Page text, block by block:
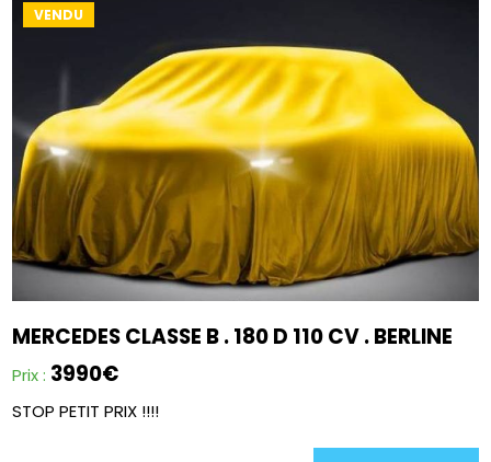
VENDU
MERCEDES CLASSE B . 180 D 110 CV . BERLINE
Prix : 3990€
STOP PETIT PRIX !!!!